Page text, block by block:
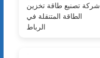
شركة تصنيع طاقة تخزين
الطاقة المتنقلة في
الرباط